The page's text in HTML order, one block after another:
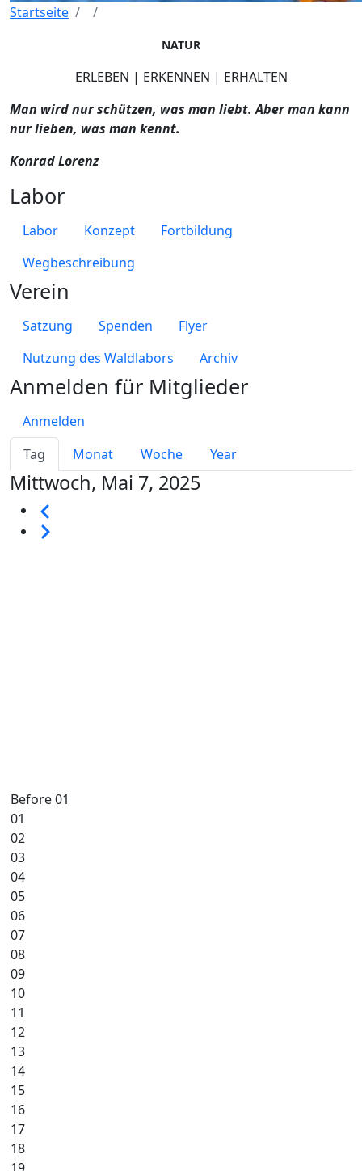
Startseite
Primary tabs
Tag Monat Woche Year
Mittwoch, Mai 7, 2025
Seitennummerierung
Weiter
Before 01
01
02
03
04
05
06
07
08
09
10
11
12
13
14
15
16
17
18
NATUR
ERLEBEN | ERKENNEN | ERHALTEN
Man wird nur schützen, was man liebt. Aber man kann
nur lieben, was man kennt.
Konrad Lorenz
Labor
Labor Konzept
Fortbildung
Wegbeschreibung
Verein
Satzung Spenden
Flyer
Nutzung des Waldlabors
Archiv
Anmelden für Mitglieder
Anmelden